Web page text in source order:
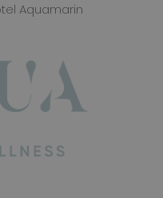
Aquamarin